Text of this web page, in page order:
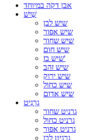
אבן דקה במיוחד
שַׁיִשׁ
שיש לבן
שיש אפור
שיש שחור
שיש חום
שיש בז'
שיש זהב
שיש ירוק
שיש כחול
שיש אדום
גרָנִיט
גרניט שחור
גרניט כחול
גרניט אפור
גרניט לבן